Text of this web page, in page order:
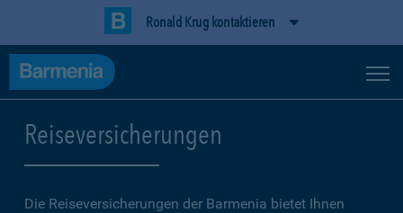
Ronald Krug kontaktieren
Reiseversicherungen
Die Reiseversicherungen der Barmenia bietet Ihnen